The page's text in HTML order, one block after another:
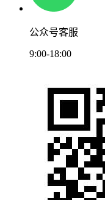
公众号客服
9:00-18:00